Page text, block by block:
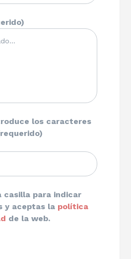
los caracteres
casilla para indicar
y aceptas la política
de la web.